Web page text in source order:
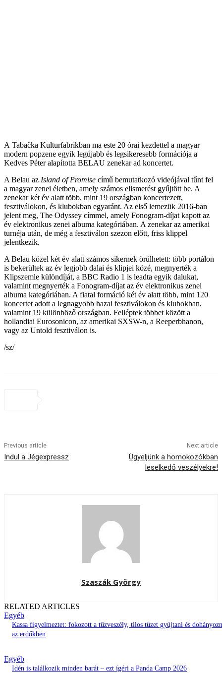
A Tabačka Kulturfabrikban ma este 20 órai kezdettel a magyar
modern popzene egyik legújabb és legsikeresebb formációja a
Kedves Péter alapította BELAU zenekar ad koncertet.
A Belau az Island of Promise című bemutatkozó videójával tűnt fel
a magyar zenei életben, amely számos elismerést gyűjtött be. A
zenekar két év alatt több, mint 19 országban koncertezett,
fesztiválokon, és klubokban egyaránt. Az első lemezük 2016-ban
jelent meg, The Odyssey címmel, amely Fonogram-díjat kapott az
év elektronikus zenei albuma kategóriában. A zenekar az amerikai
turnéja után, de még a fesztiválon szezon előtt, friss klippel
jelentkezik.
A Belau közel két év alatt számos sikernek örülhetett: több portálon
is bekerültek az év legjobb dalai és klipjei közé, megnyerték a
Klipszemle különdíját, a BBC Radio 1 is leadta egyik dalukat,
valamint megnyerték a Fonogram-díjat az év elektronikus zenei
albuma kategóriában. A fiatal formáció két év alatt több, mint 120
koncertet adott a legnagyobb hazai fesztiválokon és klubokban,
valamint 19 különböző országban. Felléptek többet között a
hollandiai Eurosonicon, az amerikai SXSW-n, a Reeperbhanon,
vagy az Untold fesztiválon is.
/sz/
Previous article
Indul a Jégexpressz
Next article
Ügyeljünk a homokozókban
leselkedő veszélyekre!
Szaszák György
RELATED ARTICLES
Egyéb
Kassa figyelmeztet: fokozott a tűzveszély, tilos tüzet gyújtani és
az erdőkben
Egyéb
Idén is találkozik minden barát – ezt ígéri a Panda Camp 2026